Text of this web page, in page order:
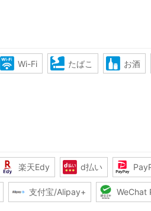
Wi-Fi たばこ お酒
楽天Edy d払い
支付宝/Alipay+ WeChat